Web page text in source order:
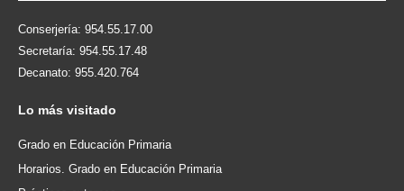
Conserjería: 954.55.17.00
Secretaría: 954.55.17.48
Decanato: 955.420.764
Lo más visitado
Grado en Educación Primaria
Horarios. Grado en Educación Primaria